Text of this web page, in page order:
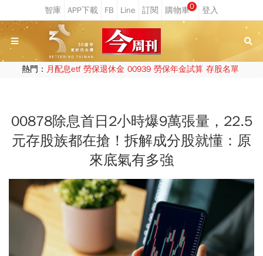
0
熱門： 月配息etf 勞保退休金 00939 勞保年金試算 存股名單
00878除息首日2小時爆9萬張量，22.5
元存股族都在搶！拆解成分股就懂：原
來底氣有多強